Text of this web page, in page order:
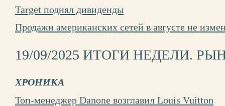
Target поднял дивиденды
Продажи американских сетей в августе не
19/09/2025 ИТОГИ НЕДЕЛИ.
ХРОНИКА
Топ-менеджер Danone возглавил Louis Vuitton